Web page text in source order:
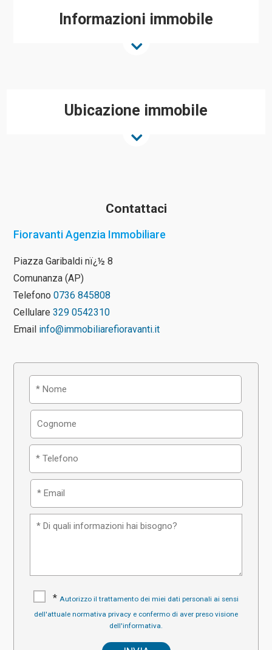
Informazioni immobile
Ubicazione immobile
Contattaci
Fioravanti Agenzia Immobiliare
Piazza Garibaldi nï¿½ 8
Comunanza (AP)
Telefono 0736 845808
Cellulare 329 0542310
Email info@immobiliarefioravanti.it
* Autorizzo il trattamento dei miei dati personali ai sensi
dell'attuale normativa privacy e confermo di aver preso visione
dell'informativa.